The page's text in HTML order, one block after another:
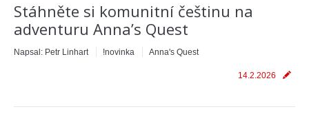
Stáhněte si komunitní češtinu na
adventuru Anna’s Quest
Napsal: Petr Linhart !novinka Anna's Quest
14.2.2026